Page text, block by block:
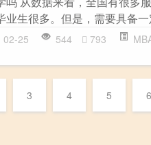
业生很多。但是，需要具备
02-25 544 793
3 4 5 6